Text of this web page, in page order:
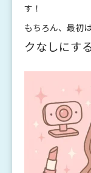
す！
もちろん、最初
クなしにす